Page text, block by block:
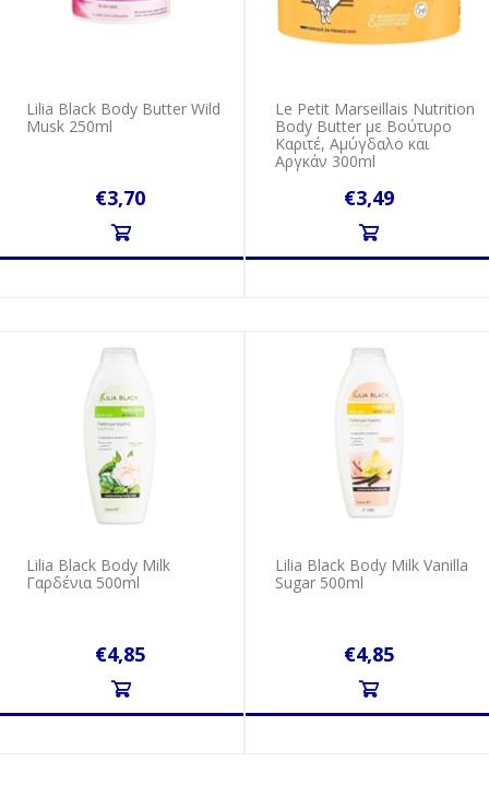
Lilia Black Body Butter Wild
Musk 250ml
€3,70
Le Petit Marseillais Nutrition
Body Butter με Βούτυρο
Καριτέ, Αμύγδαλο και
Αργκάν 300ml
€3,49
Lilia Black Body Milk
Γαρδένια 500ml
€4,85
Lilia Black Body Milk Vanilla
Sugar 500ml
€4,85